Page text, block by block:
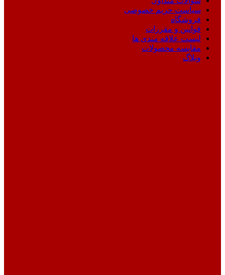
سیاست حریم خصوصی
فروشگاه
قوانین و مقررات
لیست علاقه مندی ها
مقایسه محصولات
وبلاگ